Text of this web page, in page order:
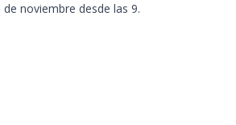
noviembre desde las 9.